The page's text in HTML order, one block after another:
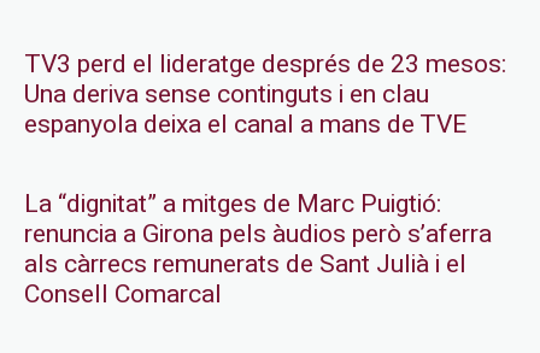
TV3 perd el lideratge després de 23 mesos:
Una deriva sense continguts i en clau
espanyola deixa el canal a mans de TVE
La “dignitat” a mitges de Marc Puigtió:
renuncia a Girona pels àudios però s’aferra
als càrrecs remunerats de Sant Julià i el
Consell Comarcal